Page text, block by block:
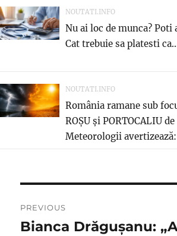
NOUTATI.INFO
Nu ai loc de munca? Poti
Cat trebuie sa platesti
NOUTATI.INFO
România ramane sub
ROȘU și PORTOCALIU
Meteorologii
în
PREVIOUS
Previous
Bianca Drăgușanu: